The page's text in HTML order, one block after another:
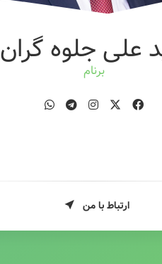
علی جلوه گران
طر
ارتباط با من